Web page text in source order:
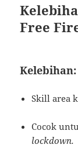
Free
Kelebihan:
Skill area
Cocok
lockdown.